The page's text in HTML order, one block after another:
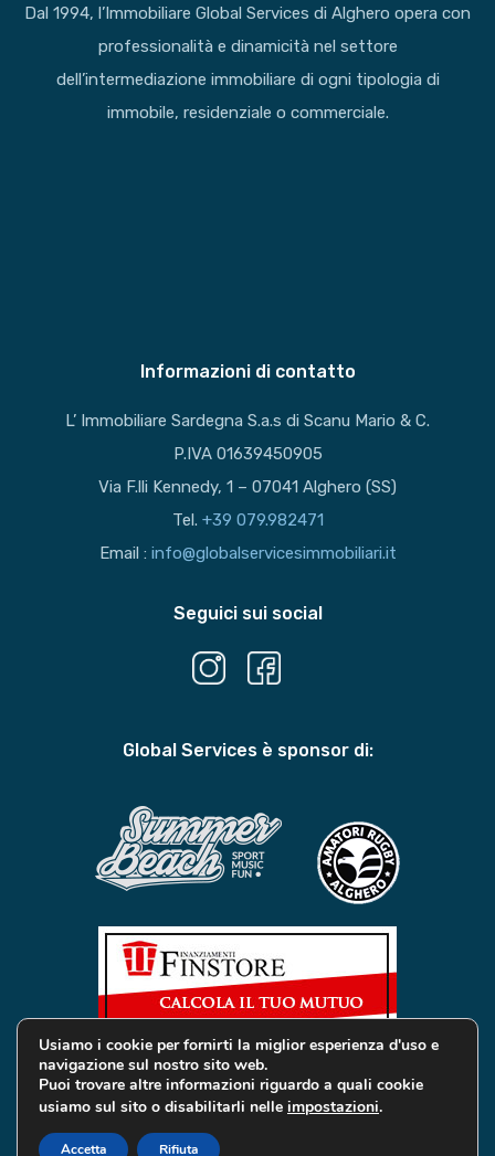
Dal 1994, l’Immobiliare Global Services di Alghero opera con
professionalità e dinamicità nel settore
dell’intermediazione immobiliare di ogni tipologia di
immobile, residenziale o commerciale.
Informazioni di contatto
L’ Immobiliare Sardegna S.a.s di Scanu Mario & C.
P.IVA 01639450905
Via F.lli Kennedy, 1 – 07041 Alghero (SS)
Tel. +39 079.982471
Email : info@globalservicesimmobiliari.it
Seguici sui social
Global Services è sponsor di:
© 2019 Global Services Immobiliari | All rights reserved |
Privacy e Cookie
Usiamo i cookie per fornirti la miglior esperienza d'uso e
navigazione sul nostro sito web.
Puoi trovare altre informazioni riguardo a quali cookie
usiamo sul sito o disabilitarli nelle impostazioni.
Accetta Rifiuta